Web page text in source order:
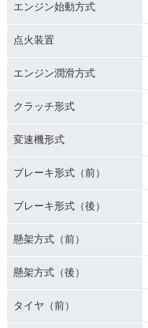
エンジン始動方式
点火装置
エンジン潤滑方式
クラッチ形式
変速機形式
ブレーキ形式（前）
ブレーキ形式（後）
懸架方式（前）
懸架方式（後）
タイヤ（前）